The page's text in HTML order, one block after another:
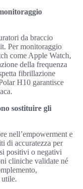
da braccio
Per monitoraggio
come Apple Watch,
della frequenza
fibrillazione
H10 garantisce
sostituire gli
nell’empowerment e
di accuratezza per
positivi o negativi
cliniche validate né